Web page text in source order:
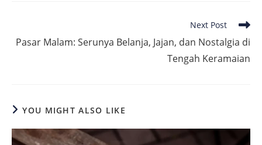
articles
Next Post
Pasar Malam: Serunya Belanja, Jajan, dan Nostalgia di
Tengah Keramaian
YOU MIGHT ALSO LIKE